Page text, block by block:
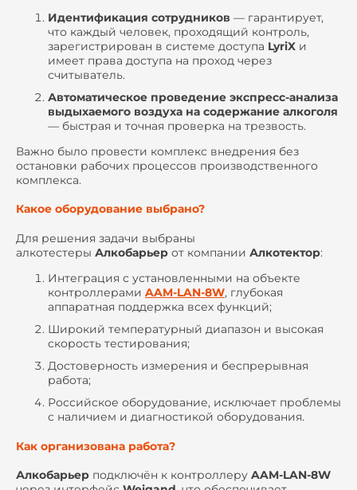
Идентификация сотрудников — гарантирует,
что каждый человек, проходящий контроль,
зарегистрирован в системе доступа LyriX и
имеет права доступа на проход через
считыватель.
Автоматическое проведение экспресс-анализа
выдыхаемого воздуха на содержание алкоголя
— быстрая и точная проверка на трезвость.
Важно было провести комплекс внедрения без
остановки рабочих процессов производственного
комплекса.
Какое оборудование выбрано?
Для решения задачи выбраны
алкотестеры Алкобарьер от компании Алкотектор:
Интеграция с установленными на объекте
контроллерами AAM-LAN-8W, глубокая
аппаратная поддержка всех функций;
Широкий температурный диапазон и высокая
скорость тестирования;
Достоверность измерения и беспрерывная
работа;
Российское оборудование, исключает проблемы
с наличием и диагностикой оборудования.
Как организована работа?
Алкобарьер подключён к контроллеру AAM-LAN-8W